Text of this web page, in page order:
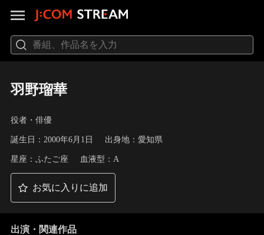
羽野瑠華
役者・俳優
誕生日：2000年6月1日 出身地：愛知県
星座：ふたご座 血液型：A
お気に入りに追加
出演・関連作品